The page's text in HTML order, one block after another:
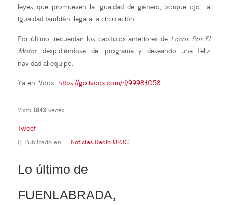
leyes que promueven la igualdad de género, porque ojo, la
igualdad también llega a la circulación.
Por último, recuerdan los capítulos anteriores de Locos Por El
Motor, despidiéndose del programa y deseando una feliz
navidad al equipo.
Ya en iVoox: https://go.ivoox.com/rf/99984058
Visto 1843 veces
Tweet
Publicado en Noticias Radio URJC
Lo último de
FUENLABRADA,